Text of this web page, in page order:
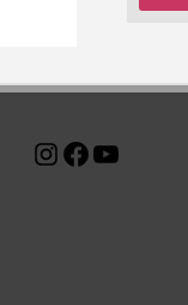
Instagram
Facebook